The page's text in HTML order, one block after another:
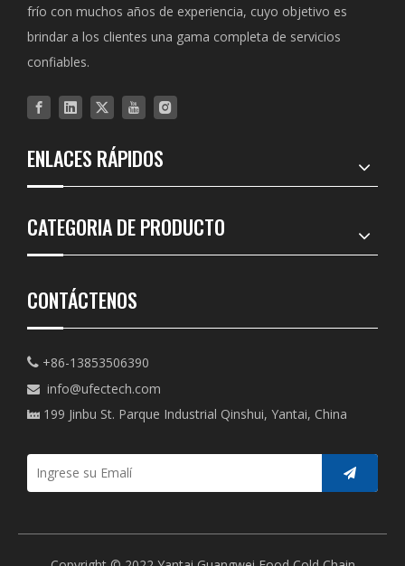
frío con muchos años de experiencia, cuyo objetivo es
brindar a los clientes una gama completa de servicios
confiables.
ENLACES RÁPIDOS
CATEGORIA DE PRODUCTO
CONTÁCTENOS
 +86-13853506390
 info@ufectech.com
 199 Jinbu St. Parque Industrial Qinshui, Yantai, China